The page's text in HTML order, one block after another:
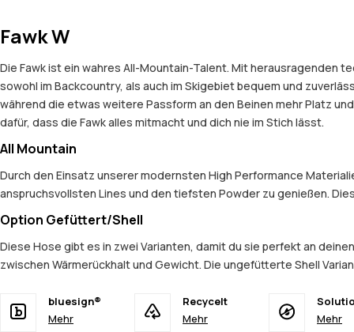
Fawk W
Die Fawk ist ein wahres All-Mountain-Talent. Mit herausragenden
sowohl im Backcountry, als auch im Skigebiet bequem und
während die etwas weitere Passform an den Beinen mehr Platz
dafür, dass die Fawk alles mitmacht und dich nie im Stich lässt.
All Mountain
Durch den Einsatz unserer modernsten High Performance
anspruchsvollsten Lines und den tiefsten Powder zu genießen.
Option Gefüttert/Shell
Diese Hose gibt es in zwei Varianten, damit du sie perfekt an
zwischen Wärmerückhalt und Gewicht. Die ungefütterte Shell
bluesign®
Mehr
Recycelt
Mehr
Mehr